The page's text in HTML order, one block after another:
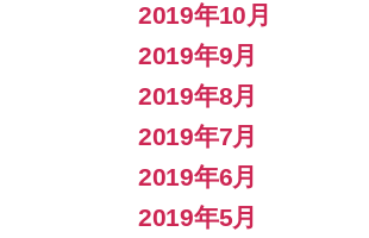
2019年10月
2019年9月
2019年8月
2019年7月
2019年6月
2019年5月